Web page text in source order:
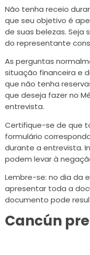
Não tenha receio
que seu objetivo é
de suas belezas. Seja
do representante
As perguntas
situação financeira e
que não tenha
que deseja fazer no
entrevista.
Certifique-se de que
formulário
durante a entrevista.
podem levar à
Lembre-se: no dia da
apresentar toda a
documento pode
Cancún